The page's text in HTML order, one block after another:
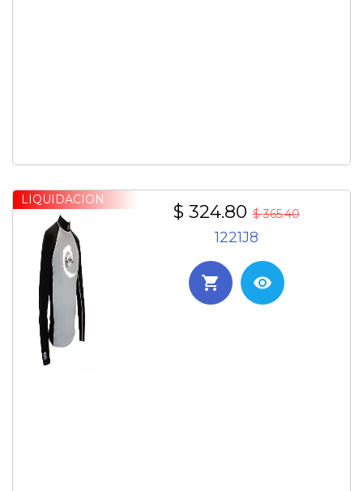
LIQUIDACION
$ 324.80 $ 365.40
1221J8